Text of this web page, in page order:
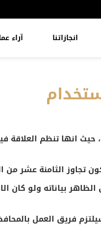
انجازاتنا آراء
حيث انها تنظم العلاقة
بياناته ولو كان
فريق العمل